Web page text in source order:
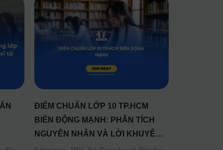
ĐIỂM CHUẨN LỚP 10 TP.HCM
BIẾN ĐỘNG MẠNH: PHÂN TÍCH
NGUYÊN NHÂN VÀ LỜI KHUYÊN
CHO TÂN HỌC SINH